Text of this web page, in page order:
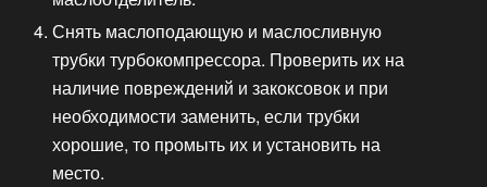
Снять маслоподающую и маслосливную
трубки турбокомпрессора. Проверить их на
наличие повреждений и закоксовок и при
необходимости заменить, если трубки
хорошие, то промыть их и установить на
место.